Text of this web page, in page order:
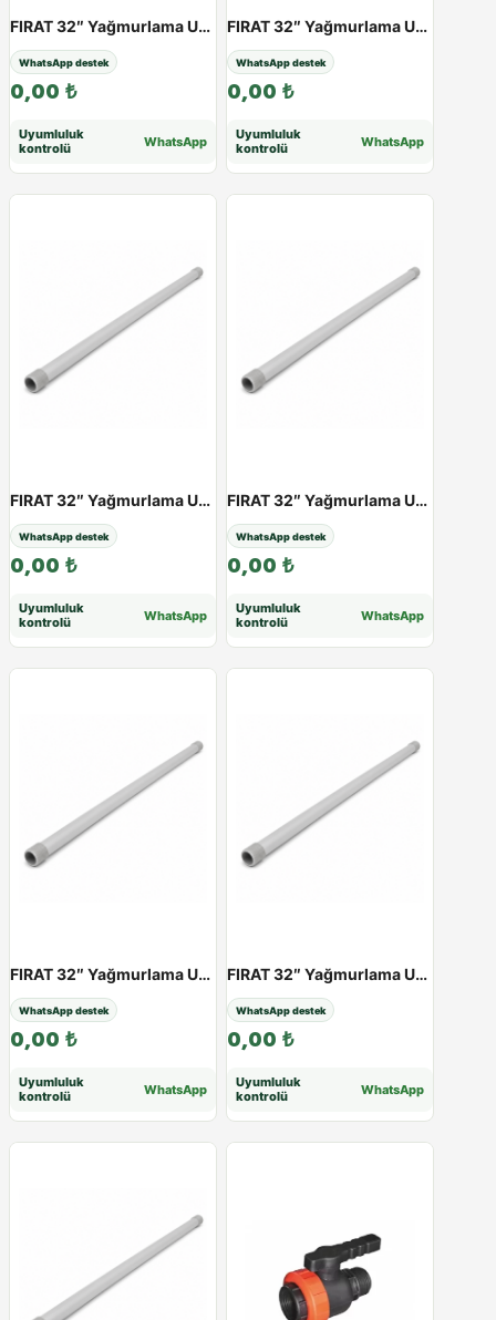
FIRAT 32″ Yağmurlama Uzatma Borusu | 25 - 100 cm - 25cm
WhatsApp destek
0,00 ₺
Uyumluluk
kontrolü
WhatsApp
FIRAT 32″ Yağmurlama Uzatma Borusu | 25 - 100 cm - 30cm
WhatsApp destek
0,00 ₺
Uyumluluk
kontrolü
WhatsApp
FIRAT 32″ Yağmurlama Uzatma Borusu | 25 - 100 cm - 33cm
WhatsApp destek
0,00 ₺
Uyumluluk
kontrolü
WhatsApp
FIRAT 32″ Yağmurlama Uzatma Borusu | 25 - 100 cm - 40cm
WhatsApp destek
0,00 ₺
Uyumluluk
kontrolü
WhatsApp
FIRAT 32″ Yağmurlama Uzatma Borusu | 25 - 100 cm - 50cm
WhatsApp destek
0,00 ₺
Uyumluluk
kontrolü
WhatsApp
FIRAT 32″ Yağmurlama Uzatma Borusu | 25 - 100 cm - 60cm
WhatsApp destek
0,00 ₺
Uyumluluk
kontrolü
WhatsApp